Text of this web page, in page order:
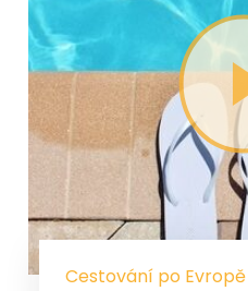
Cestování po Evropě